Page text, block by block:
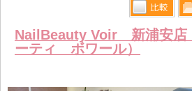
NailBeauty Voir 新浦安店
ーティ ボワール）
比較す
る